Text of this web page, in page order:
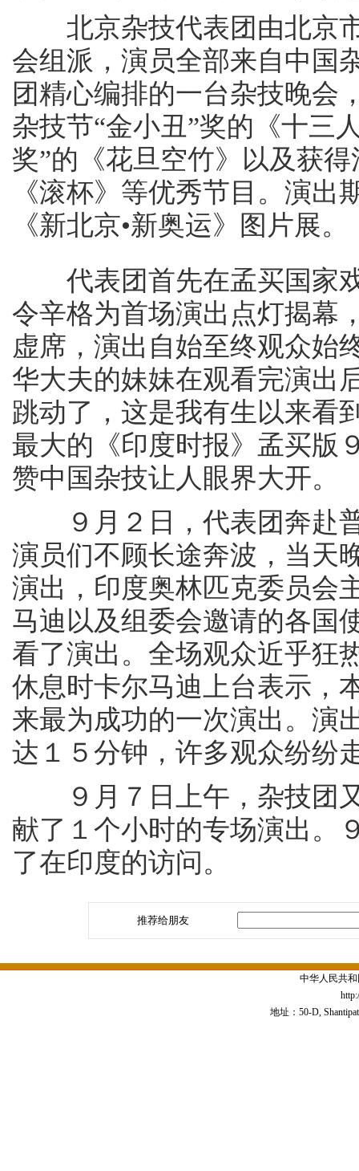
北京杂技代表团由北京市
会组派，演员全部来自中国
团精心编排的一台杂技晚会
杂技节“金小丑”奖的《十三
奖”的《花旦空竹》以及获
《滚杯》等优秀节目。演
《新北京•新奥运》图片展。
代表团首先在孟买国家戏
令辛格为首场演出点灯揭幕
虚席，演出自始至终观众始
华大夫的妹妹在观看完演出
跳动了，这是我有生以来看
最大的《印度时报》孟买版
赞中国杂技让人眼界大开。
９月２日，代表团奔赴普
演员们不顾长途奔波，当天
演出，印度奥林匹克委员会
马迪以及组委会邀请的各国
看了演出。全场观众近乎狂
休息时卡尔马迪上台表示，
来最为成功的一次演出。演
达１５分钟，许多观众纷纷
９月７日上午，杂技团又
献了１个小时的专场演出。
了在印度的访问。
推荐给朋友
中华人民共
地址：50-D,